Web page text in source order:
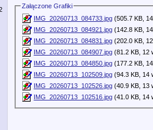
Załączone Grafiki
IMG_20260713_084733.jpg (505.7 KB,
IMG_20260713_084921.jpg (142.8 KB,
IMG_20260713_084831.jpg (202.0 KB,
IMG_20260713_084907.jpg (81.2 KB, 12
IMG_20260713_084850.jpg (177.2 KB,
IMG_20260713_102509.jpg (94.3 KB, 14
IMG_20260713_102526.jpg (40.9 KB, 13
IMG_20260713_102516.jpg (41.0 KB, 14